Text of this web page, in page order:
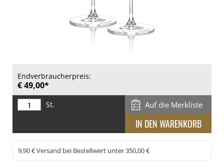
Endverbraucherpreis:
€ 49,00*
St. Auf die Merkliste
9,90 € Versand bei Bestellwert unter 350,00 €